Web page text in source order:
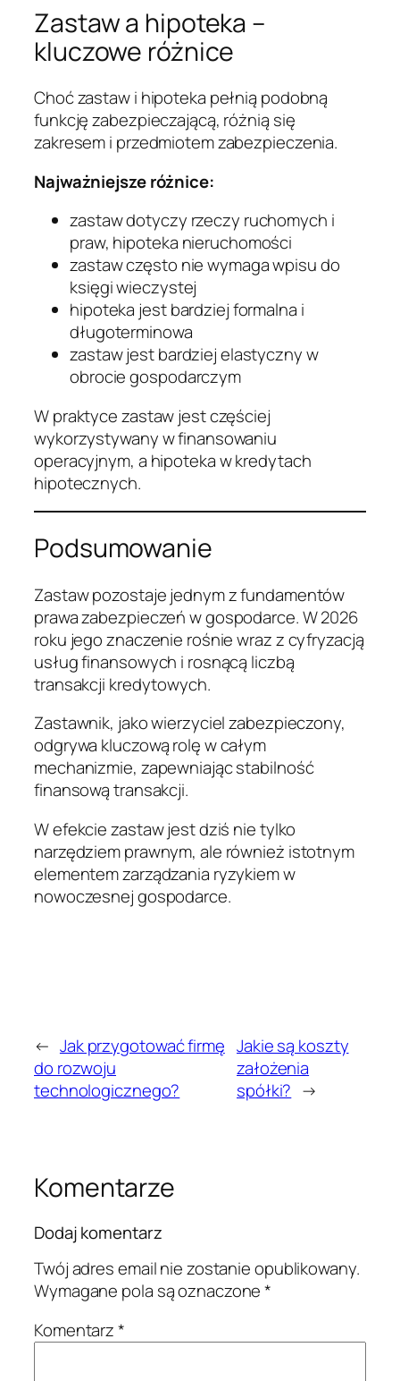
Zastaw a hipoteka –
kluczowe różnice
Choć zastaw i hipoteka pełnią podobną
funkcję zabezpieczającą, różnią się
zakresem i przedmiotem zabezpieczenia.
Najważniejsze różnice:
zastaw dotyczy rzeczy ruchomych i
praw, hipoteka nieruchomości
zastaw często nie wymaga wpisu do
księgi wieczystej
hipoteka jest bardziej formalna i
długoterminowa
zastaw jest bardziej elastyczny w
obrocie gospodarczym
W praktyce zastaw jest częściej
wykorzystywany w finansowaniu
operacyjnym, a hipoteka w kredytach
hipotecznych.
Podsumowanie
Zastaw pozostaje jednym z fundamentów
prawa zabezpieczeń w gospodarce. W 2026
roku jego znaczenie rośnie wraz z cyfryzacją
usług finansowych i rosnącą liczbą
transakcji kredytowych.
Zastawnik, jako wierzyciel zabezpieczony,
odgrywa kluczową rolę w całym
mechanizmie, zapewniając stabilność
finansową transakcji.
W efekcie zastaw jest dziś nie tylko
narzędziem prawnym, ale również istotnym
elementem zarządzania ryzykiem w
nowoczesnej gospodarce.
← Jak przygotować firmę
do rozwoju
technologicznego?
Jakie są koszty
założenia
spółki? →
Komentarze
Dodaj komentarz
Twój adres email nie zostanie opublikowany.
Wymagane pola są oznaczone*
Komentarz*